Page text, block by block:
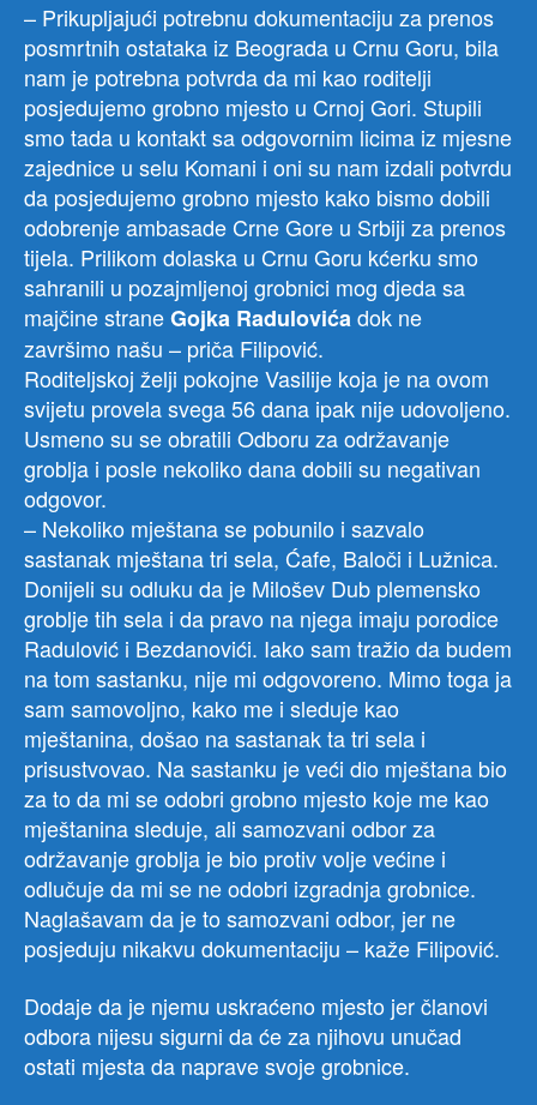
– Prikupljajući potrebnu dokumentaciju za prenos
posmrtnih ostataka iz Beograda u Crnu Goru, bila
nam je potrebna potvrda da mi kao roditelji
posjedujemo grobno mjesto u Crnoj Gori. Stupili
smo tada u kontakt sa odgovornim licima iz mjesne
zajednice u selu Komani i oni su nam izdali potvrdu
da posjedujemo grobno mjesto kako bismo dobili
odobrenje ambasade Crne Gore u Srbiji za prenos
tijela. Prilikom dolaska u Crnu Goru kćerku smo
sahranili u pozajmljenoj grobnici mog djeda sa
majčine straneGojka Radulovićadok ne
završimo našu – priča Filipović.
Roditeljskoj želji pokojne Vasilije koja je na ovom
svijetu provela svega 56 dana ipak nije udovoljeno.
Usmeno su se obratili Odboru za održavanje
groblja i posle nekoliko dana dobili su negativan
odgovor.
– Nekoliko mještana se pobunilo i sazvalo
sastanak mještana tri sela, Ćafe, Baloči i Lužnica.
Donijeli su odluku da je Milošev Dub plemensko
groblje tih sela i da pravo na njega imaju porodice
Radulović i Bezdanovići. Iako sam tražio da budem
na tom sastanku, nije mi odgovoreno. Mimo toga ja
sam samovoljno, kako me i sleduje kao
mještanina, došao na sastanak ta tri sela i
prisustvovao. Na sastanku je veći dio mještana bio
za to da mi se odobri grobno mjesto koje me kao
mještanina sleduje, ali samozvani odbor za
održavanje groblja je bio protiv volje većine i
odlučuje da mi se ne odobri izgradnja grobnice.
Naglašavam da je to samozvani odbor, jer ne
posjeduju nikakvu dokumentaciju – kaže Filipović.
Dodaje da je njemu uskraćeno mjesto jer članovi
odbora nijesu sigurni da će za njihovu unučad
ostati mjesta da naprave svoje grobnice.